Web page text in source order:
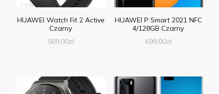
HUAWEI Watch Fit 2 Active
Czarny
569,00zł
HUAWEI P Smart 2021 NFC
4/128GB Czarny
699,00zł